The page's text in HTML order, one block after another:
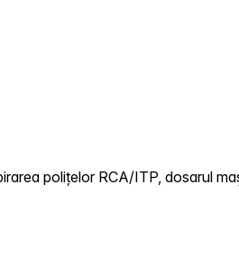
polițelor RCA/ITP, dosarul